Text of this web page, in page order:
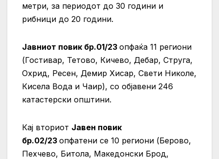
метри, за периодот до 30 години и
рибници до 20 години.
Јавниот повик бр.01/23 опфаќа 11 региони
(Гостивар, Тетово, Кичево, Дебар, Струга,
Охрид, Ресен, Демир Хисар, Свети Николе,
Кисела Вода и Чаир), со објавени 246
катастерски општини.
Кај вториот Јавен повик
бр.02/23 опфатени се 10 региони (Берово,
Пехчево, Битола, Македонски Брод,